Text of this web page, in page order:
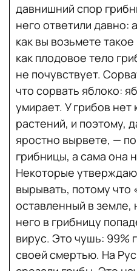
давнишний спор
него ответили давно:
как вы возьмете
как плодовое тело
не почувствует.
что сорвать яблоко:
умирает. У грибов нет
растений, и поэтому,
яростно вырвете, —
грибницы, а сама она
Некоторые
вырывать, потому что
оставленный в земле,
него в грибницу
вирус. Это чушь: 99%
своей смертью. На